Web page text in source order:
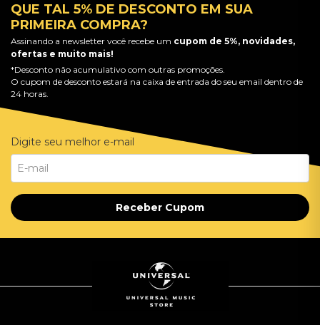
QUE TAL 5% DE DESCONTO EM SUA
PRIMEIRA COMPRA?
Assinando a newsletter você recebe um cupom de 5%, novidades,
ofertas e muito mais!
*Desconto não acumulativo com outras promoções.
O cupom de desconto estará na caixa de entrada do seu email dentro de
24 horas.
Digite seu melhor e-mail
Receber Cupom